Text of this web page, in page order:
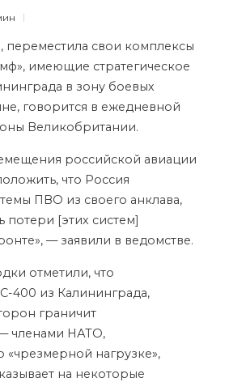
переместила свои комплексы
имеющие стратегическое
в зону боевых
говорится в ежедневной
Великобритании.
российской авиации
что Россия
ПВО из своего анклава,
потери [этих систем]
— заявили в ведомстве.
отметили, что
400 из Калининграда,
граничит
членами НАТО,
«чрезмерной нагрузке»,
на некоторые